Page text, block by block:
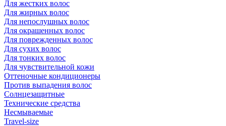
Для жестких волос
Для жирных волос
Для непослушных волос
Для окрашенных волос
Для поврежденных волос
Для сухих волос
Для тонких волос
Для чувствительной кожи
Оттеночные кондиционеры
Против выпадения волос
Солнцезащитные
Технические средства
Несмываемые
Travel-size